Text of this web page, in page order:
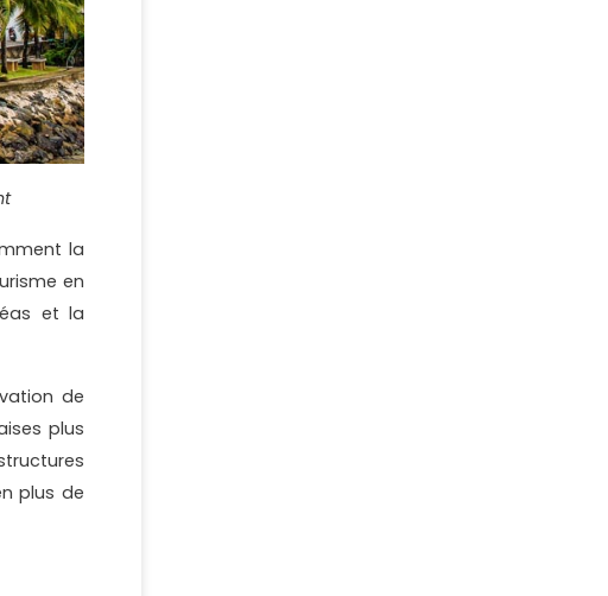
la
en
et la
de
plus
plus de